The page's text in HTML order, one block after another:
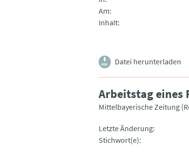
Am
Inhalt
Datei herunterladen
Arbeitstag eines
Mittelbayerische Zeitung
Letzte Änderung
Stichwort(e)